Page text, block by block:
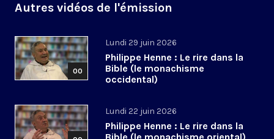
Autres vidéos de l'émission
00
Lundi 29 juin 2026
Philippe Henne : Le rire dans la
Bible (le monachisme
occidental)
Lundi 22 juin 2026
Philippe Henne : Le rire dans la